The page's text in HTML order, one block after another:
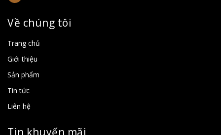
Về chúng tôi
Trang chủ
Giới thiệu
Sản phẩm
Tin tức
Liên hệ
Tin khuyến mãi